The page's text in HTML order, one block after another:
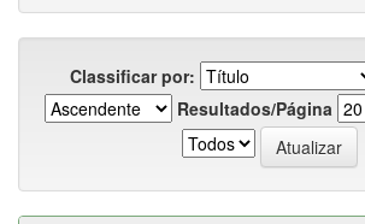
Classificar por:
Resultados/Página